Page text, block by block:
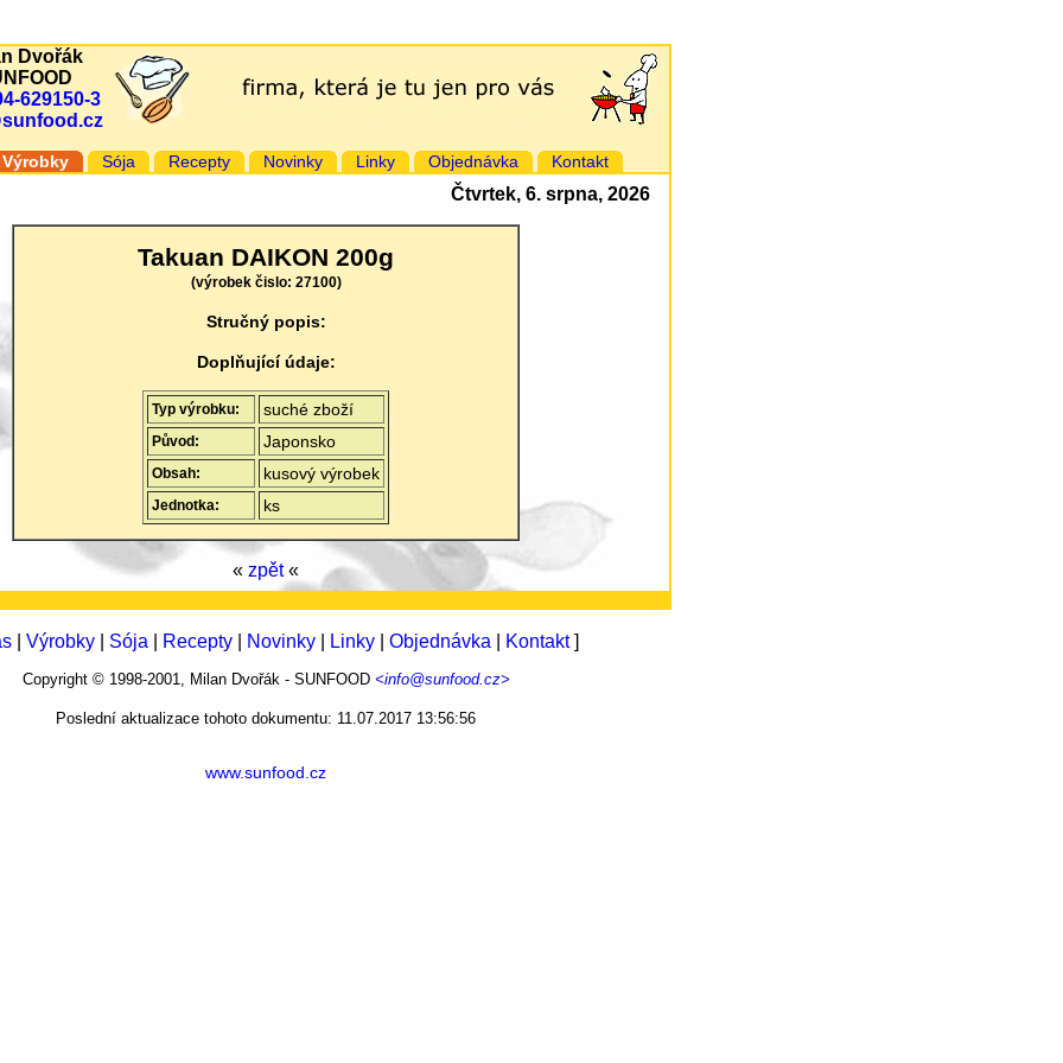
Dvořák
629150-3
Výrobky Sója Recepty Novinky Linky Objednávka Kontakt
Čtvrtek, 6. srpna, 2026
Takuan DAIKON 200g
(výrobek čislo: 27100)
Stručný popis:
Doplňující údaje:
Typ výrobku: suché zboží
Původ: Japonsko
Obsah: kusový výrobek
Jednotka: ks
« zpět«
Výrobky Sója Recepty Novinky Linky Objednávka Kontakt]
Copyright © 1998-2001, Milan Dvořák - SUNFOOD <info@sunfood.cz>
Poslední aktualizace tohoto dokumentu: 11.07.2017 13:56:56
www.sunfood.cz